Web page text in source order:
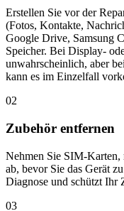
Erstellen Sie vor der
(Fotos, Kontakte,
Google Drive, Samsung
Speicher. Bei Display-
unwahrscheinlich, aber
kann es im Einzelfall
02
Zubehör entfernen
Nehmen Sie SIM-
ab, bevor Sie das Gerät
Diagnose und schützt Ihr
03